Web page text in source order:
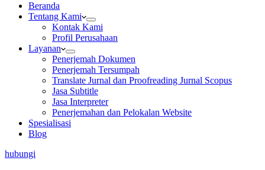
Beranda
Tentang Kami
Kontak Kami
Profil Perusahaan
Layanan
Penerjemah Dokumen
Penerjemah Tersumpah
Translate Jurnal dan Proofreading Jurnal Scopus
Jasa Subtitle
Jasa Interpreter
Penerjemahan dan Pelokalan Website
Spesialisasi
Blog
hubungi